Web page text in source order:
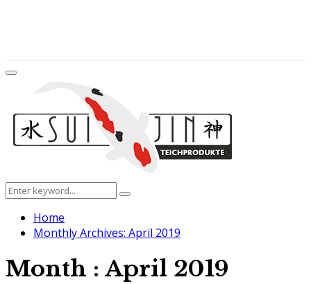
Primary
Menu
Search
Search
Home
Monthly Archives: April 2019
Month : April 2019